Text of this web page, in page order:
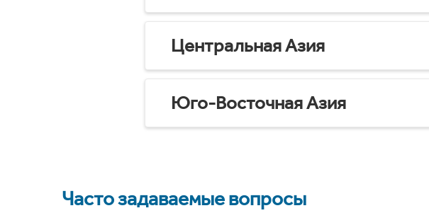
Центральная Азия
Юго-Восточная Азия
Часто задаваемые вопросы